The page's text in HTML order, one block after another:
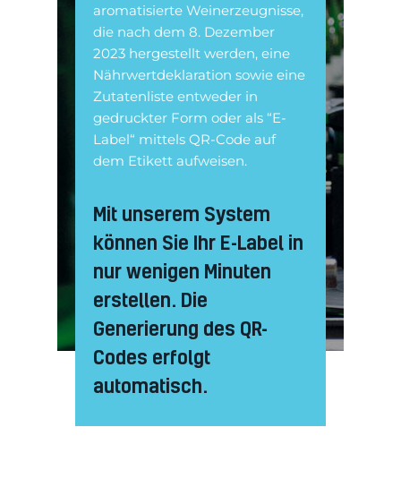
aromatisierte Weinerzeugnisse,
die nach dem 8. Dezember
2023 hergestellt werden, eine
Nährwertdeklaration sowie eine
Zutatenliste entweder in
gedruckter Form oder als “E-
Label“ mittels QR-Code auf
dem Etikett aufweisen.
Mit unserem System
können Sie Ihr E-Label in
nur wenigen Minuten
erstellen. Die
Generierung des QR-
Codes erfolgt
automatisch.